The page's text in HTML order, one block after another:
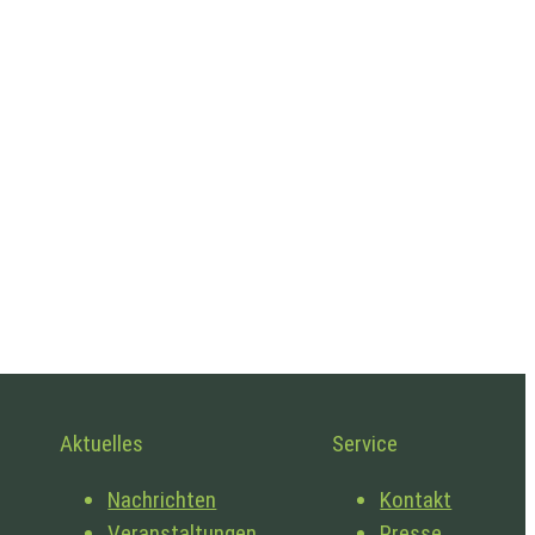
Aktuelles
Nachrichten
Service
Kontakt